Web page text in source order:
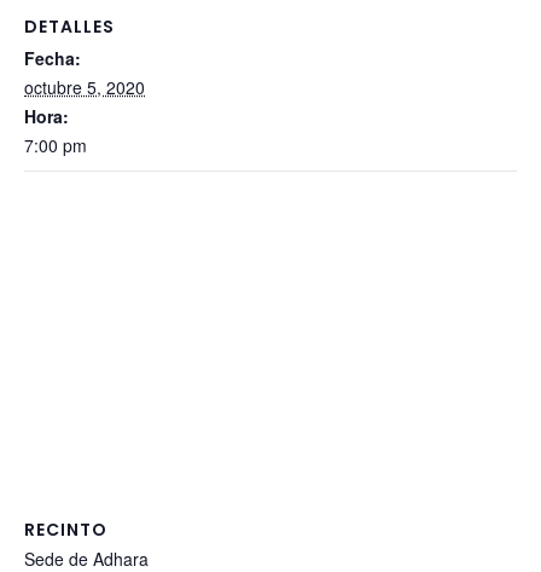
DETALLES
Fecha:
octubre 5, 2020
Hora:
7:00 pm
RECINTO
Sede de Adhara